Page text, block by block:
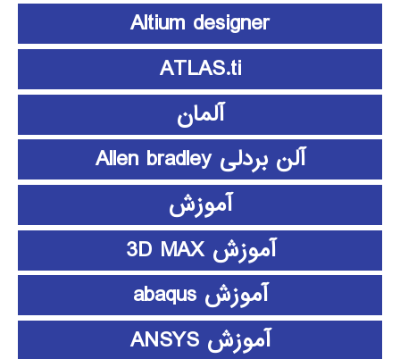
Altium designer
ATLAS.ti
آلمان
آلن بردلی Allen bradley
آموزش
آموزش 3D MAX
آموزش abaqus
آموزش ANSYS